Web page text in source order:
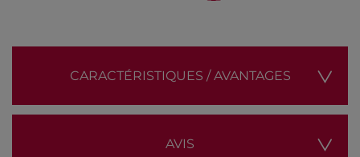
CARACTÉRISTIQUES / AVANTAGES
AVIS